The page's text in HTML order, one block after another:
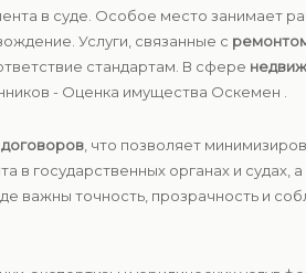
в суде. Особое место занимает
Услуги, связанные с
стандартам. В сфере
- Оценка имущества Оскемен .
договоров , что позволяет
в государственных органах и
где важны точность, прозрачность и